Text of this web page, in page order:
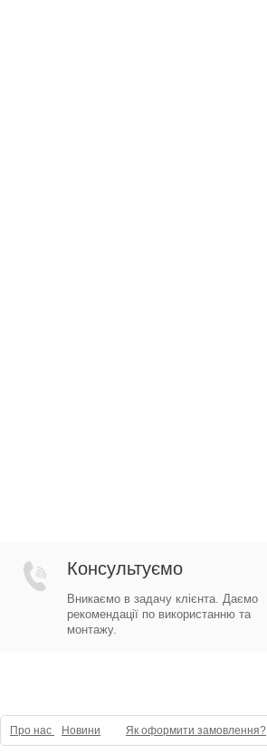
Консультуємо
Вникаємо в задачу клієнта. Даємо
рекомендації по використанню та
монтажу.
Про нас Новини Як оформити замовлення?